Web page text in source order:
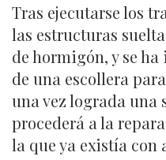
Tras ejecutarse los
las estructuras
de hormigón, y se
de una escollera
una vez lograda una
procederá a la
la que ya existía